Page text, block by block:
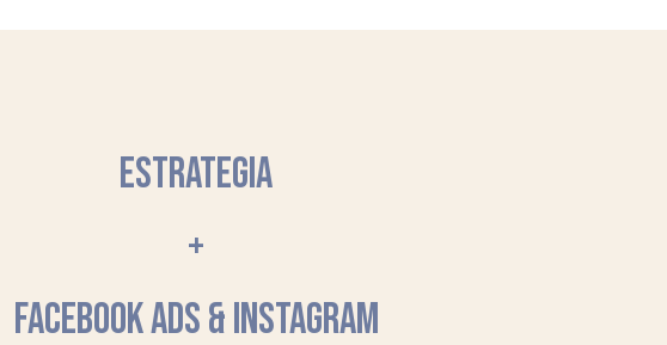
ESTRATEGIA
+
FACEBOOK ADS & INSTAGRAM